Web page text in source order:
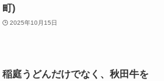
町)
2025年10月15日
稲庭うどんだけでなく、秋田牛を